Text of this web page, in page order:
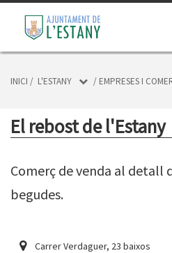
INICI / L'ESTANY / EMPRESES I
El rebost de l'Estany
Comerç de venda al detall
begudes.
Carrer Verdaguer, 23 baixos